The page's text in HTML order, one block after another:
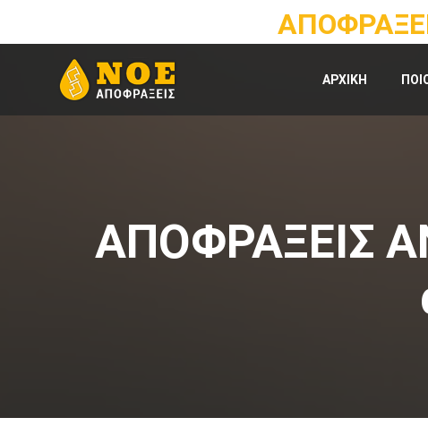
ΑΡΧΙΚΗ
ΑΠΟΦΡΑΞΕΙΣ